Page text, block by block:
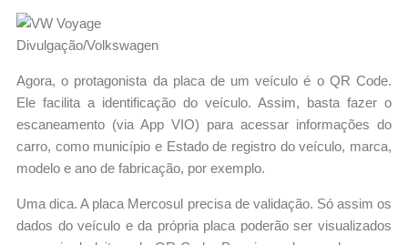
Divulgação/Volkswagen
Agora, o protagonista da placa de um veículo é o QR Code.
Ele facilita a identificação do veículo. Assim, basta fazer o
escaneamento (via App VIO) para acessar informações do
carro, como município e Estado de registro do veículo, marca,
modelo e ano de fabricação, por exemplo.
Uma dica. A placa Mercosul precisa de validação. Só assim os
dados do veículo e da própria placa poderão ser visualizados